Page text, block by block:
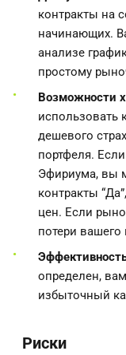
контракты на
начинающих.
анализе
простому
Возможности
использовать
дешевого
портфеля.
Эфириума, вы
контракты
цен. Если
потери вашего
определен,
избыточный
Риски